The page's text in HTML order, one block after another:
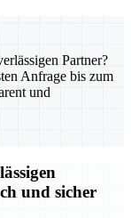
Partner?
Anfrage bis zum
und
und sicher